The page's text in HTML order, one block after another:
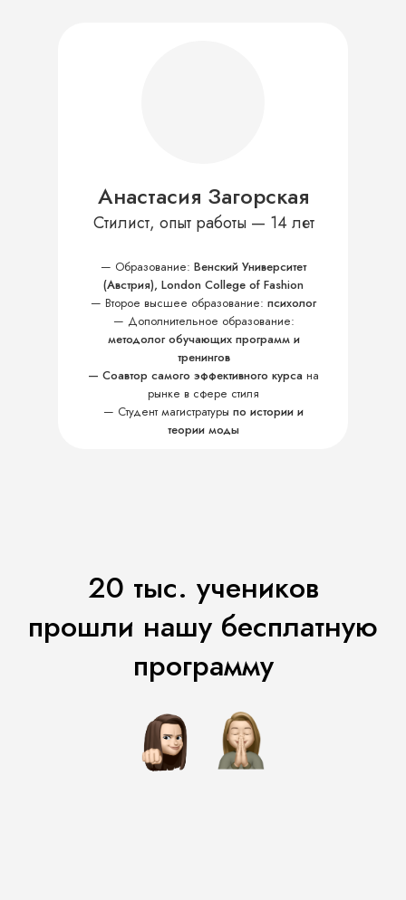
Анастасия Загорская
Стилист, опыт работы — 14 лет
— Образование: Венский Университет
(Австрия), London College of Fashion
— Второе высшее образование: психолог
— Дополнительное образование:
методолог обучающих программ и
тренингов
— Соавтор самого эффективного курса на
рынке в сфере стиля
— Студент магистратуры по истории и
теории моды
20 тыс. учеников
прошли нашу бесплатную
программу
ПРИНЯТЬ УЧАСТИЕ
МАРАФОН-ПРАКТИКУМ
«ГОТОВИМ ГАРДЕРОБ К ВЕСНЕ»
С АНАСТАСИЕЙ ЗАГОРСКОЙ
С 13 ПО 15 МАРТА
Иду на практикум